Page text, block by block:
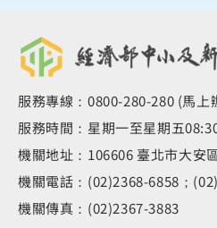
服務專線：0800-280-280 (馬
服務時間：星期一至星期五
機關地址：106606 臺北市大安
機關電話：(02)2368-6858；
機關傳真：(02)2367-3883